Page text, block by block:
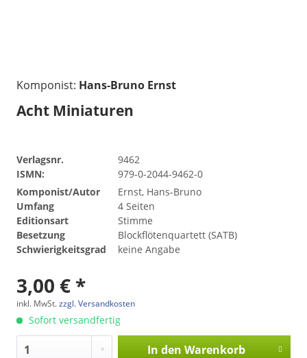
Komponist: Hans-Bruno Ernst
Acht Miniaturen
Verlagsnr.
9462
ISMN:
979-0-2044-9462-0
Komponist/Autor
Ernst, Hans-Bruno
Umfang
4 Seiten
Editionsart
Stimme
Besetzung
Blockflötenquartett (SATB)
Schwierigkeitsgrad
keine Angabe
3,00 € *
inkl. MwSt.zzgl. Versandkosten
Sofort versandfertig
In den Warenkorb